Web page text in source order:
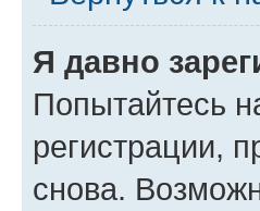
Я давно
Попытайтесь
регистрации,
снова.